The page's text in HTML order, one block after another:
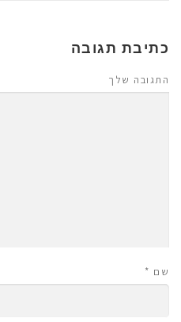
כתיבת תגובה
התגובה שלך
שם *